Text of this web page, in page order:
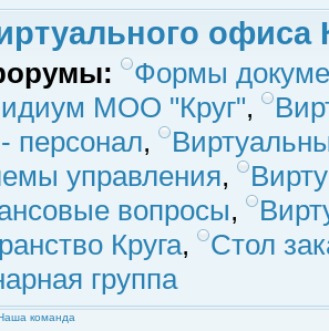
офиса
Формы
МОО "Круг",
персонал,
управления,
вопросы,
Круга,
Стол
группа
команда